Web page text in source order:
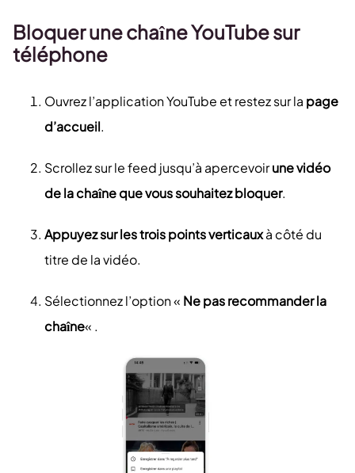
Bloquer une chaîne YouTube sur
téléphone
Ouvrez l’application YouTube et restez sur la page
d’accueil.
Scrollez sur le feed jusqu’à apercevoirune vidéo
de la chaîne que vous souhaitez bloquer.
Appuyez sur les trois points verticauxà côté du
titre de la vidéo.
Sélectionnez l’option « Ne pas recommander la
chaîne« .